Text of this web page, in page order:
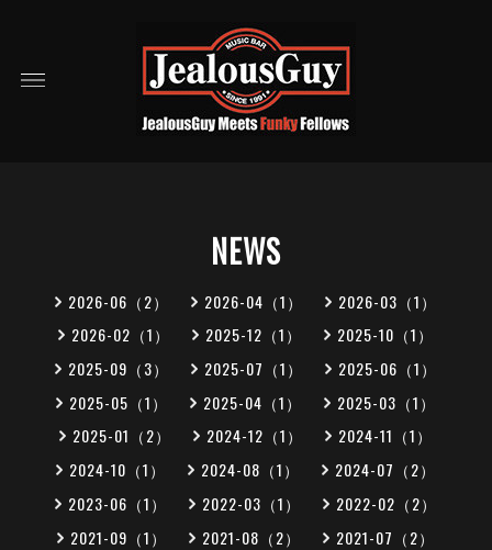
NEWS
2026-06（2） 2026-04（1）
2026-03（1）
2026-02（1）
2025-12（1）
2025-10（1）
2025-09（3）
2025-07（1）
2025-06（1）
2025-05（1）
2025-04（1）
2025-03（1）
2025-01（2）
2024-12（1）
2024-11（1）
2024-10（1）
2024-08（1）
2024-07（2）
2023-06（1）
2022-03（1）
2022-02（2）
2021-09（1）
2021-08（2）
2021-07（2）